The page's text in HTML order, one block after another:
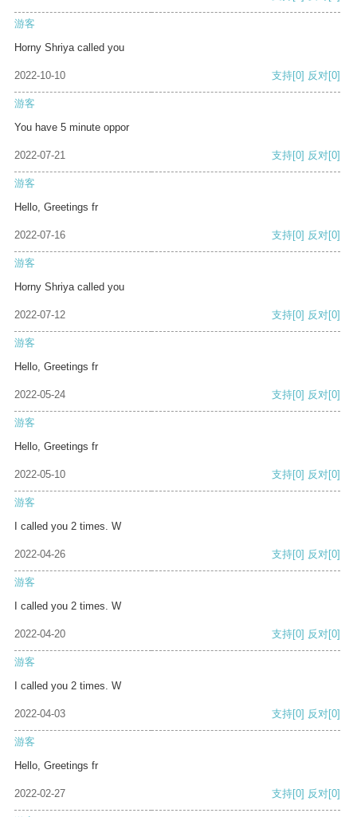
游客
Horny Shriya called you
2022-10-10 支持[0] 反对[0]
游客
You have 5 minute oppor
2022-07-21 支持[0] 反对[0]
游客
Hello, Greetings fr
2022-07-16 支持[0] 反对[0]
游客
Horny Shriya called you
2022-07-12 支持[0] 反对[0]
游客
Hello, Greetings fr
2022-05-24 支持[0] 反对[0]
游客
Hello, Greetings fr
2022-05-10 支持[0] 反对[0]
游客
I called you 2 times. W
2022-04-26 支持[0] 反对[0]
游客
I called you 2 times. W
2022-04-20 支持[0] 反对[0]
游客
I called you 2 times. W
2022-04-03 支持[0] 反对[0]
游客
Hello, Greetings fr
2022-02-27 支持[0] 反对[0]